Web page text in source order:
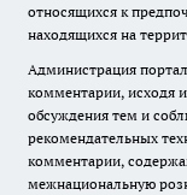
относящихся к
находящихся на
Администрация
комментарии, исходя
обсуждения тем и
рекомендательных
комментарии,
межнациональную